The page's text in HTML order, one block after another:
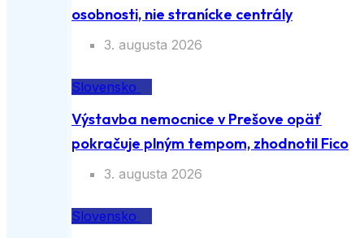
osobnosti, nie stranícke centrály
3. augusta 2026
Slovensko
Výstavba nemocnice v Prešove opäť
pokračuje plným tempom, zhodnotil Fico
3. augusta 2026
Slovensko